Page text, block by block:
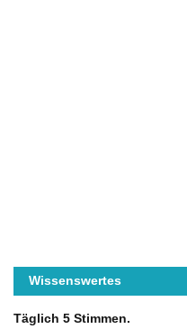
Wissenswertes
Täglich 5 Stimmen.